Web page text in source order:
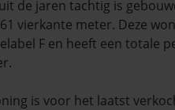
de jaren tachtig is
vierkante meter. Deze
F en heeft een totale
is voor het laatst